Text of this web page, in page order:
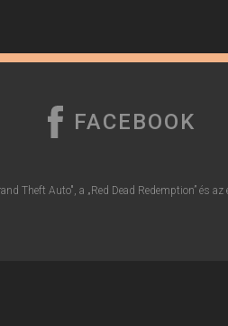
FACEBOOK
Theft Auto", a „Red Dead Redemption” és